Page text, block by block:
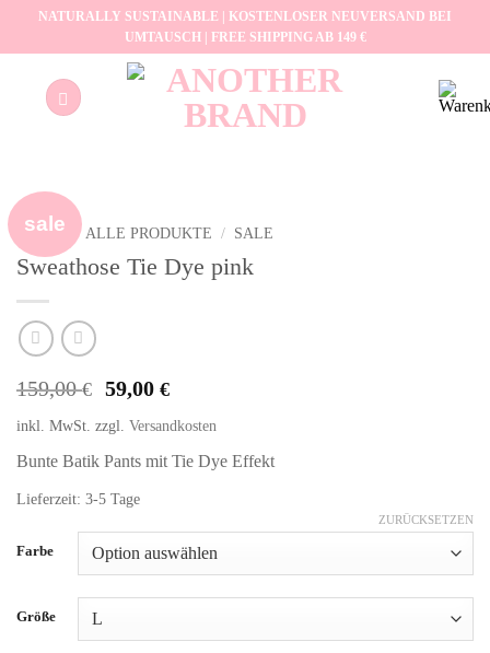
NATURALLY SUSTAINABLE | KOSTENLOSER NEUVERSAND BEI
UMTAUSCH | FREE SHIPPING AB 149 €
sale
START ALLE PRODUKTE / SALE
Sweathose Tie Dye pink
159,00€ Ursprünglicher
Preis
war:
159,00 €
59,00 €Aktueller
Preis
ist:
59,00 €.
inkl. MwSt. zzgl. Versandkosten
Bunte Batik Pants mit Tie Dye Effekt
Lieferzeit: 3-5 Tage
Farbe
Größe
ZURÜCKSETZEN
Alternative: